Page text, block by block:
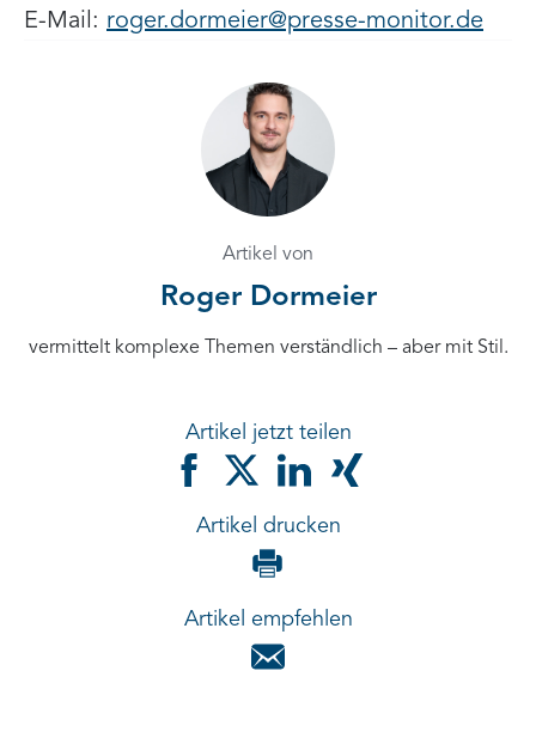
E-Mail: roger.dormeier@presse-monitor.de
Artikel von
Roger Dormeier
vermittelt komplexe Themen verständlich – aber mit Stil.
Artikel jetzt teilen
Artikel drucken
Artikel empfehlen